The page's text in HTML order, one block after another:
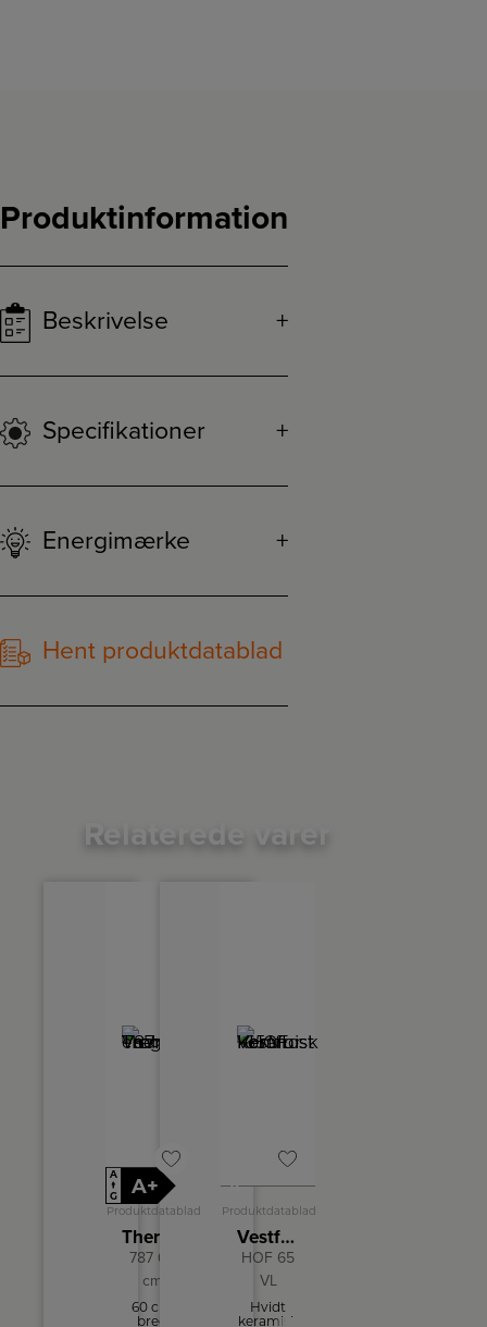
Produktinformation
Beskrivelse
Specifikationer
Energimærke
Hent produktdatablad
Relaterede varer
A
↑
G
A+
Produktdatablad
Thermex Væghængt emhætte
787 60
cm
60 cm
bred
A
Produktdatablad
Vestfrost Keramisk komfur
HOF 65
VL
Hvidt
keramisk